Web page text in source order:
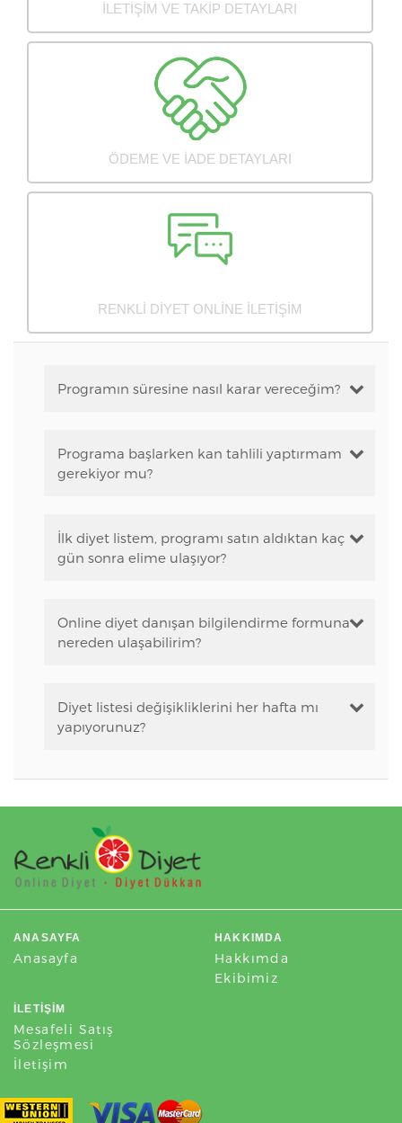
İLETIŞIM VE TAKIP DETAYLARI
ÖDEME VE İADE DETAYLARI
RENKLI DIYET ONLINE İLETIŞIM
Programın süresine nasıl karar vereceğim?
Programa başlarken kan tahlili yaptırmam
gerekiyor mu?
İlk diyet listem, programı satın aldıktan kaç
gün sonra elime ulaşıyor?
Online diyet danışan bilgilendirme formuna
nereden ulaşabilirim?
Diyet listesi değişikliklerini her hafta mı
yapıyorunuz?
ANASAYFA
Anasayfa
HAKKIMDA
Hakkımda
Ekibimiz
İLETIŞIM
Mesafeli Satış
Sözleşmesi
İletişim